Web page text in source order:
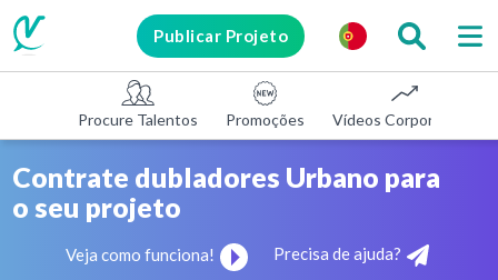
Publicar Projeto
Procure Talentos Promoções Vídeos Corporativos
Contrate dubladores Urbano para
o seu projeto
Veja como funciona! Precisa de ajuda?